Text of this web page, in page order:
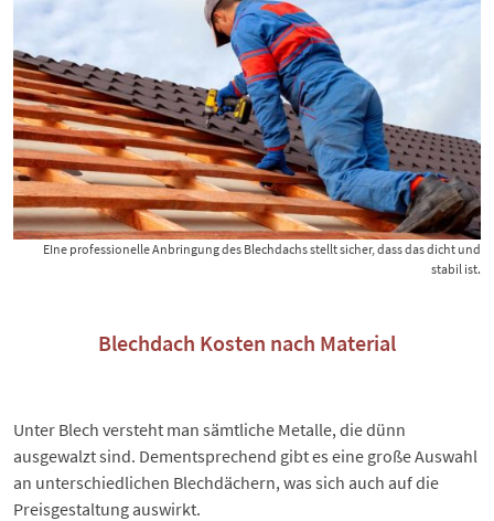
EIne professionelle Anbringung des Blechdachs stellt sicher, dass das dicht und
stabil ist.
Blechdach Kosten nach Material
Unter Blech versteht man sämtliche Metalle, die dünn
ausgewalzt sind. Dementsprechend gibt es eine große Auswahl
an unterschiedlichen Blechdächern, was sich auch auf die
Preisgestaltung auswirkt.